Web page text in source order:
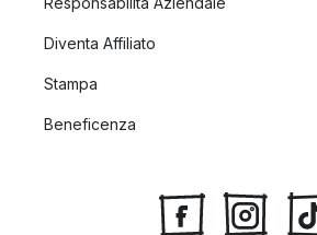
Diventa Affiliato
Stampa
Beneficenza